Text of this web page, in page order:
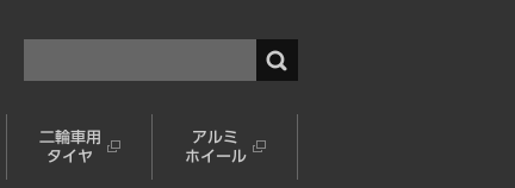
二輪車用
タイヤ
アルミ
ホイール